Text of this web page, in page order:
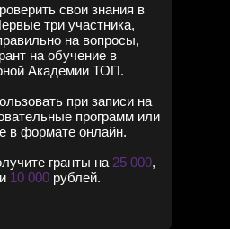
свои знания в
три участника,
на вопросы,
на обучение в
Академии ТОП.
при записи на
программ или
в формате онлайн.
гранты на 25 000,
и 10 000 рублей.